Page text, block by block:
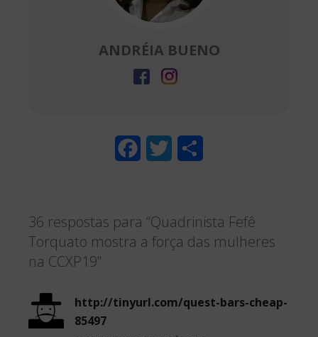
ANDRÉIA BUENO
e
b
o
t
t
r
r
e
36 respostas para “Quadrinista Fefê
Torquato mostra a força das mulheres
na CCXP19”
http://tinyurl.com/quest-bars-cheap-
85497